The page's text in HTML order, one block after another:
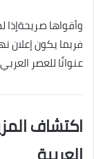
وأقواها صريحةإذا
فربما يكون إعلان
عنوانًا للعصر
اكتشاف